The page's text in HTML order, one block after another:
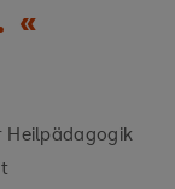
Heilpädagogik